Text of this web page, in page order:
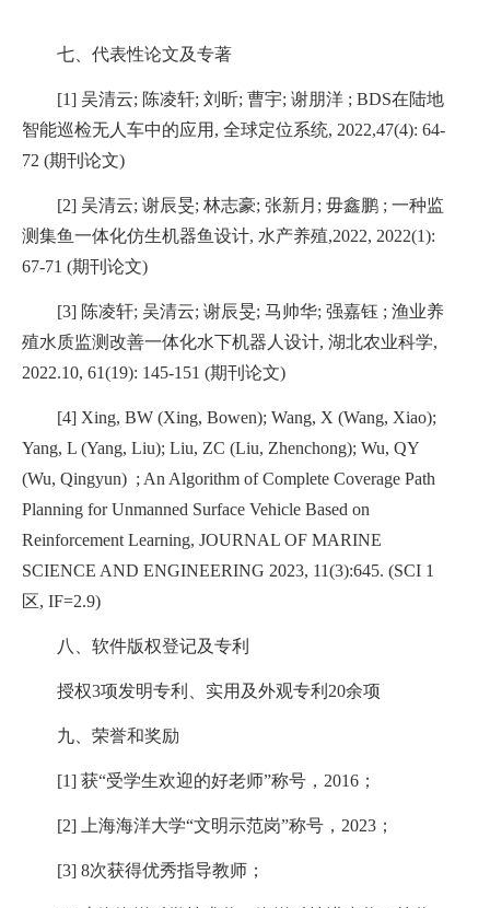
七、代表性论文及专著
[1] 吴清云; 陈凌轩; 刘昕; 曹宇; 谢朋洋 ; BDS在陆地
智能巡检无人车中的应用 , 全球定位系统, 2022,47(4): 64-
72 (期刊论文)
[2] 吴清云; 谢辰旻; 林志豪; 张新月 ; 毋鑫鹏 ; 一种监
测集鱼一体化仿生机器鱼设计, 水产养殖,2022, 2022(1):
67-71 (期刊论文)
[3] 陈凌轩; 吴清云; 谢辰旻; 马帅华; 强嘉钰 ; 渔业养
殖水质监测改善一体化水下机器人设计, 湖北农业科学,
2022.10, 61(19): 145-151 (期刊论文)
[4] Xing, BW (Xing, Bowen); Wang, X (Wang, Xiao);
Yang, L (Yang, Liu); Liu, ZC (Liu, Zhenchong); Wu, QY
(Wu, Qingyun) ; An Algorithm of Complete Coverage Path
Planning for Unmanned Surface Vehicle Based on
Reinforcement Learning, JOURNAL OF MARINE
SCIENCE AND ENGINEERING 2023, 11(3):645. (SCI 1
区, IF=2.9)
八、软件版权登记及专利
授权3项发明专利、实用及外观专利 20余项
九、荣誉和奖励
[1] 获“受学生欢迎的好老师”称号， 2016 ；
[2] 上海海洋大学“文明示范岗”称号， 2023 ；
[3] 8次获得优秀指导教师；